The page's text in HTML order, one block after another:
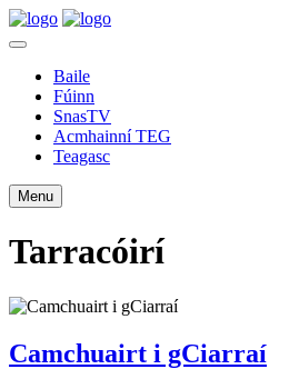
Baile
Fúinn
SnasTV
Acmhainní TEG
Teagasc
Menu
Tarracóirí
Camchuairt i gCiarraí